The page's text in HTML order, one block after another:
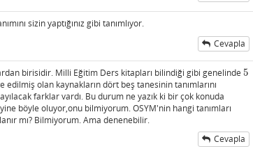
sizin yaptığınız gibi tanımlıyor.
Cevapla
birisidir. Milli Eğitim Ders kitapları bilindiği gibi genelinde 5
5
olan kaynakların dört beş tanesinin tanımlarını
farklar vardı. Bu durum ne yazık ki bir çok konuda
böyle oluyor,onu bilmiyorum. OSYM'nin hangi tanımları
mı? Bilmiyorum. Ama denenebilir.
Cevapla